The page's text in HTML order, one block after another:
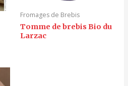
Fromages de Brebis
Tomme de brebis Bio du
Larzac